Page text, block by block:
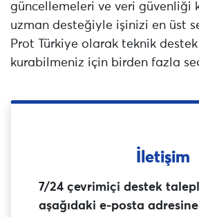
güncellemeleri ve veri güvenliği
uzman desteğiyle işinizi en üst
Prot Türkiye olarak teknik
kurabilmeniz için birden fazla
İletişim
7/24 çevrimiçi destek
aşağıdaki e-posta